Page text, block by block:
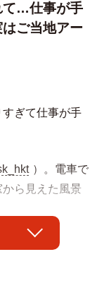
て…仕事が手
ご当地アー
すぎて仕事が手
）。電車で
ら見えた風景